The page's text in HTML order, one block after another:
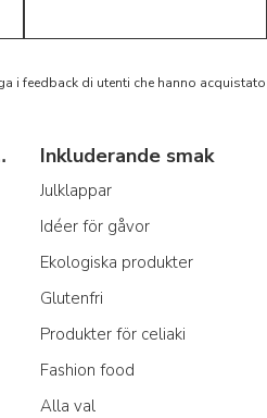
i feedback di utenti che hanno
Inkluderande smak
Julklappar
Idéer för gåvor
Ekologiska produkter
Glutenfri
Produkter för celiaki
Fashion food
Alla val